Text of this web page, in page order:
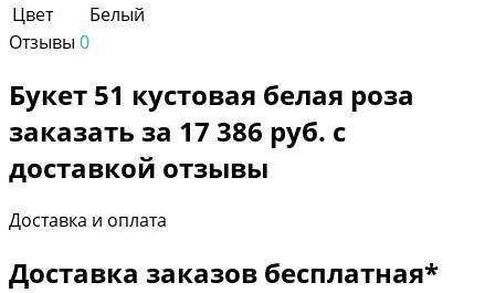
Цвет
Белый
Отзывы 0
Букет 51 кустовая белая роза
заказать за 17 386 руб. с
доставкой отзывы
Доставка и оплата
Доставка заказов бесплатная*